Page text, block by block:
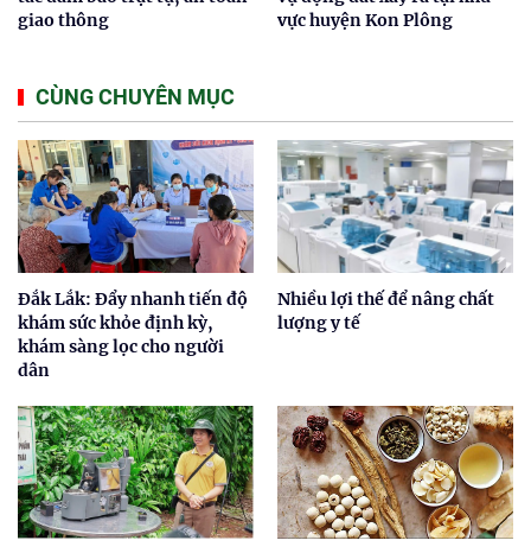
giao thông
vực huyện Kon Plông
CÙNG CHUYÊN MỤC
Đắk Lắk: Đẩy nhanh tiến độ
khám sức khỏe định kỳ,
khám sàng lọc cho người
dân
Nhiều lợi thế để nâng chất
lượng y tế